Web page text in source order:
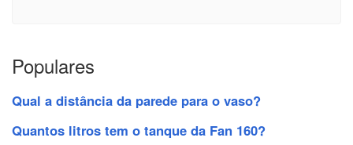
Populares
Qual a distância da parede para o vaso?
Quantos litros tem o tanque da Fan 160?